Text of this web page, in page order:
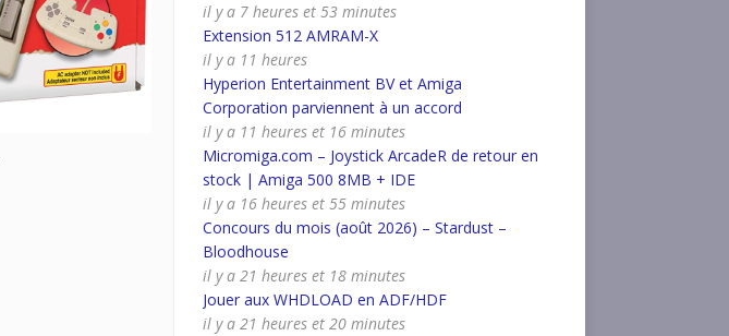
il y a 7 heures et 53 minutes
Extension 512 AMRAM-X
il y a 11 heures
Hyperion Entertainment BV et Amiga
Corporation parviennent à un accord
il y a 11 heures et 16 minutes
Micromiga.com – Joystick ArcadeR de retour en
stock | Amiga 500 8MB + IDE
il y a 16 heures et 55 minutes
Concours du mois (août 2026) – Stardust –
Bloodhouse
il y a 21 heures et 18 minutes
Jouer aux WHDLOAD en ADF/HDF
il y a 21 heures et 20 minutes